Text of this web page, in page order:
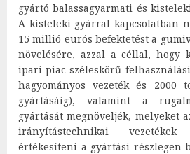
gyártó balassagyarmati és
A kisteleki gyárral kapcsolatban
15 millió eurós befektetést a
növelésére, azzal a céllal, hogy
ipari piac széleskörű
hagyományos vezeték és 2000
gyártásáig), valamint a
gyártását megnöveljék, melyeket
irányítástechnikai
értékesíteni a gyártási részlegen